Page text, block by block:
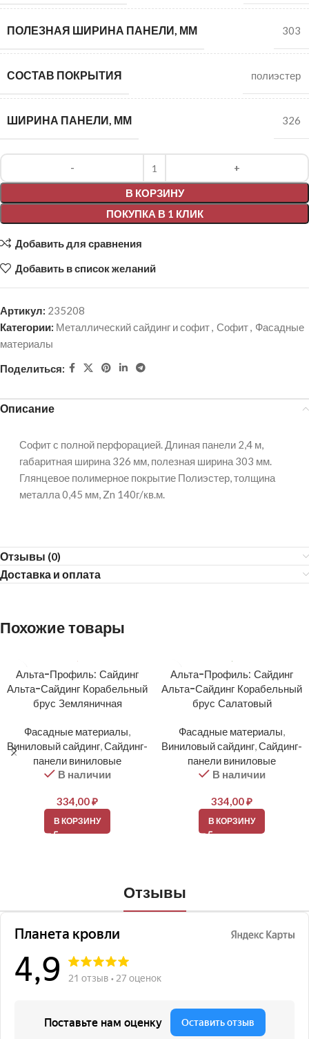
ПОЛЕЗНАЯ ШИРИНА ПАНЕЛИ, ММ 303
СОСТАВ ПОКРЫТИЯ полиэстер
ШИРИНА ПАНЕЛИ, ММ 326
В КОРЗИНУ
ПОКУПКА В 1 КЛИК
Alternative:
Добавить для сравнения
Добавить в список желаний
Артикул: 235208
Категории: Металлический сайдинг и софит, Софит, Фасадные
материалы
Поделиться:
Описание
Софит с полной перфорацией. Длиная панели 2,4 м,
габаритная ширина 326 мм, полезная ширина 303 мм.
Глянцевое полимерное покрытие Полиэстер, толщина
металла 0,45 мм, Zn 140г/кв.м.
Отзывы (0)
Доставка и оплата
Похожие товары
Альта-Профиль: Сайдинг
Альта-Сайдинг Корабельный
брус Земляничная
Фасадные материалы,
Виниловый сайдинг,Сайдинг-
панели виниловые
В наличии
334,00₽
В КОРЗИНУ
Альта-Профиль: Сайдинг
Альта-Сайдинг Корабельный
брус Салатовый
Фасадные материалы,
Виниловый сайдинг,Сайдинг-
панели виниловые
В наличии
334,00₽
В КОРЗИНУ
Отзывы